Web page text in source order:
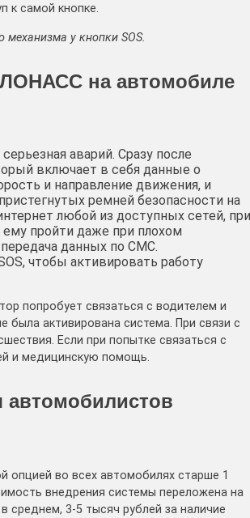
к самой кнопке.
механизма у кнопки SOS.
на автомобиле
аварий. Сразу после
включает в себя данные о
и направление движения, и
ремней безопасности на
любой из доступных сетей, при
пройти даже при плохом
данных по СМС.
чтобы активировать работу
попробует связаться с водителем и
активирована система. При связи с
Если при попытке связаться с
и медицинскую помощь.
опцией во всех автомобилях старше 1
внедрения системы переложена на
среднем, 3-5 тысяч рублей за наличие